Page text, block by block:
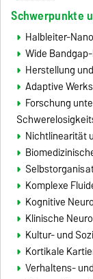
Schwerpunkte
Halbleiter-
Wide
Herstellung
Adaptive
Forschung
Nichtlinearität
Komplexe
Kognitive
Klinische
Kultur- und
Kortikale
Verhaltens-